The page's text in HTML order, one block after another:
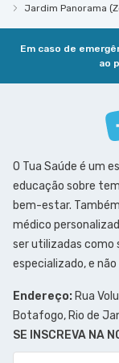
Jardim Panorama
Em caso de
ao
O Tua Saúde é um
educação sobre
bem-estar.
médico
ser utilizadas
especializado, e
Endereço: Rua
Botafogo, Rio de
SE INSCREVA NA